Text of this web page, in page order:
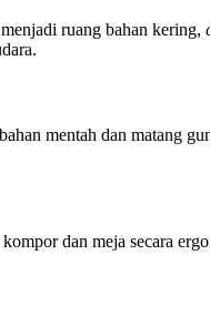
ruang bahan kering,
mentah dan matang
dan meja secara